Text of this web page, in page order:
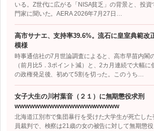
いる。Z世代に広がる「NISA貧乏」の背景と、投
門家に聞いた。AERA 2026年7月27日…
高市サナエ、支持率39.6%。流石に皇室典範改
模様
時事通信社の7月世論調査によると、高市早苗内閣
（前月比5．3ポイント減）と、2カ月連続で大幅に
の政権発足後、初めて5割を切った。このうち…
女子大生の川村葉音（２１）に無期懲役求刑
wwwwwwwwwwwwwwwwwwwww
北海道江別市で集団暴行を受けた大学生が死亡した
員裁判で、検察は21歳の女の被告に対して無期懲